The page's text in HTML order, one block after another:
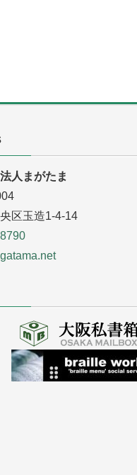
人まがたま
区玉造1-4-14